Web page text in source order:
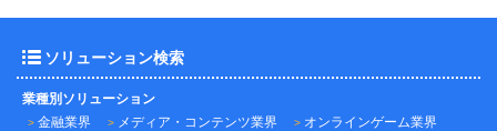
ソリューション検索
業種別ソリューション
金融業界
メディア・コンテンツ業界
オンラインゲーム業界